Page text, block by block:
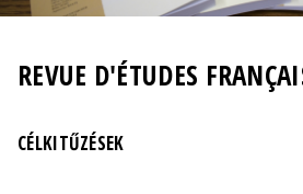
REVUE D'ÉTUDES
CÉLKITŰZÉSEK